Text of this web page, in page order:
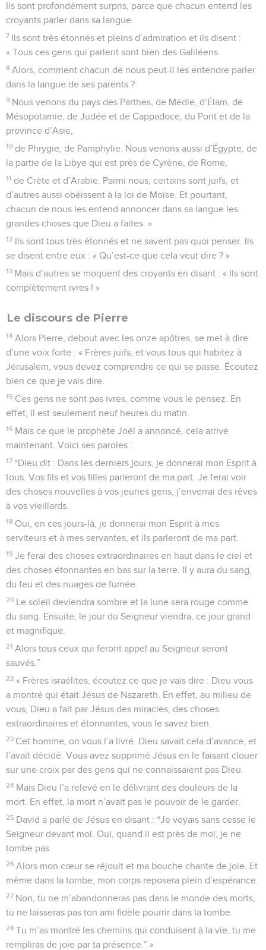
Ils sont profondément surpris, parce que chacun entend les
croyants parler dans sa langue.
7 Ils sont très étonnés et pleins d’admiration et ils disent :
« Tous ces gens qui parlent sont bien des Galiléens.
8 Alors, comment chacun de nous peut-il les entendre parler
dans la langue de ses parents ?
9 Nous venons du pays des Parthes, de Médie, d’Élam, de
Mésopotamie, de Judée et de Cappadoce, du Pont et de la
province d’Asie,
10 de Phrygie, de Pamphylie. Nous venons aussi d’Égypte, de
la partie de la Libye qui est près de Cyrène, de Rome,
11 de Crète et d’Arabie. Parmi nous, certains sont juifs, et
d’autres aussi obéissent à la loi de Moïse. Et pourtant,
chacun de nous les entend annoncer dans sa langue les
grandes choses que Dieu a faites. »
12 Ils sont tous très étonnés et ne savent pas quoi penser. Ils
se disent entre eux : « Qu’est-ce que cela veut dire ? »
13 Mais d’autres se moquent des croyants en disant : « Ils sont
complètement ivres ! »
Le discours de Pierre
14 Alors Pierre, debout avec les onze apôtres, se met à dire
d’une voix forte : « Frères juifs, et vous tous qui habitez à
Jérusalem, vous devez comprendre ce qui se passe. Écoutez
bien ce que je vais dire.
15 Ces gens ne sont pas ivres, comme vous le pensez. En
effet, il est seulement neuf heures du matin.
16 Mais ce que le prophète Joël a annoncé, cela arrive
maintenant. Voici ses paroles :
17 “Dieu dit : Dans les derniers jours, je donnerai mon Esprit à
tous. Vos fils et vos filles parleront de ma part. Je ferai voir
des choses nouvelles à vos jeunes gens, j’enverrai des rêves
à vos vieillards.
18 Oui, en ces jours-là, je donnerai mon Esprit à mes
serviteurs et à mes servantes, et ils parleront de ma part.
19 Je ferai des choses extraordinaires en haut dans le ciel et
des choses étonnantes en bas sur la terre. Il y aura du sang,
du feu et des nuages de fumée.
20 Le soleil deviendra sombre et la lune sera rouge comme
du sang. Ensuite, le jour du Seigneur viendra, ce jour grand
et magnifique.
21 Alors tous ceux qui feront appel au Seigneur seront
sauvés.”
22 « Frères israélites, écoutez ce que je vais dire : Dieu vous
a montré qui était Jésus de Nazareth. En effet, au milieu de
vous, Dieu a fait par Jésus des miracles, des choses
extraordinaires et étonnantes, vous le savez bien.
23 Cet homme, on vous l’a livré. Dieu savait cela d’avance, et
l’avait décidé. Vous avez supprimé Jésus en le faisant clouer
sur une croix par des gens qui ne connaissaient pas Dieu.
24 Mais Dieu l’a relevé en le délivrant des douleurs de la
mort. En effet, la mort n’avait pas le pouvoir de le garder.
25 David a parlé de Jésus en disant : “Je voyais sans cesse le
Seigneur devant moi. Oui, quand il est près de moi, je ne
tombe pas.
26 Alors mon cœur se réjouit et ma bouche chante de joie. Et
même dans la tombe, mon corps reposera plein d’espérance.
27 Non, tu ne m’abandonneras pas dans le monde des morts,
tu ne laisseras pas ton ami fidèle pourrir dans la tombe.
28 Tu m’as montré les chemins qui conduisent à la vie, tu me
rempliras de joie par ta présence.” »